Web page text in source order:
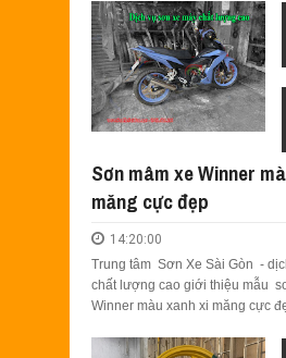
Sơn mâm xe Winner
măng cực đẹp
14:20:00
Trung tâm Sơn Xe Sài Gòn -
chất lượng cao giới thiệu mẫu
Winner màu xanh xi măng cực